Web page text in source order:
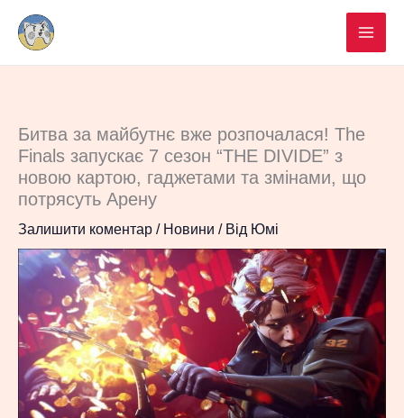
Перейти
вмісту
Битва за майбутнє вже розпочалася! The
Finals запускає 7 сезон “THE DIVIDE” з
новою картою, гаджетами та змінами, що
потрясуть Арену
Залишити коментар / Новини / Від Юмі